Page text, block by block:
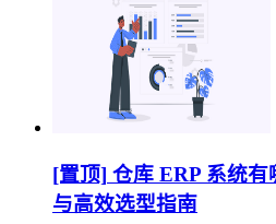
[置顶] 仓库 ERP 系统
与高效选型指南